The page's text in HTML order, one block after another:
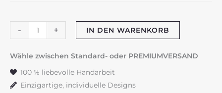
-
Weinglas
mit
Gravur
+ IN DEN WARENKORB
Wähle zwischen Standard- oder PREMIUMVERSAND
100 % liebevolle Handarbeit
Einzigartige, individuelle Designs